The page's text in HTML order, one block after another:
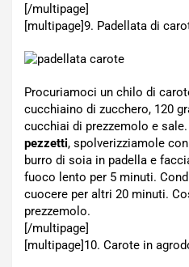
[/multipage]
[multipage]9. Padellata di
Procuriamoci un chilo di
cucchiaino di zucchero, 120
cucchiai di prezzemolo e
pezzetti, spolverizziamole
burro di soia in padella e
fuoco lento per 5 minuti.
cuocere per altri 20 minuti.
prezzemolo.
[/multipage]
[multipage]10. Carote in